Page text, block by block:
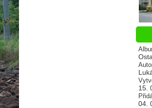
15.
04.